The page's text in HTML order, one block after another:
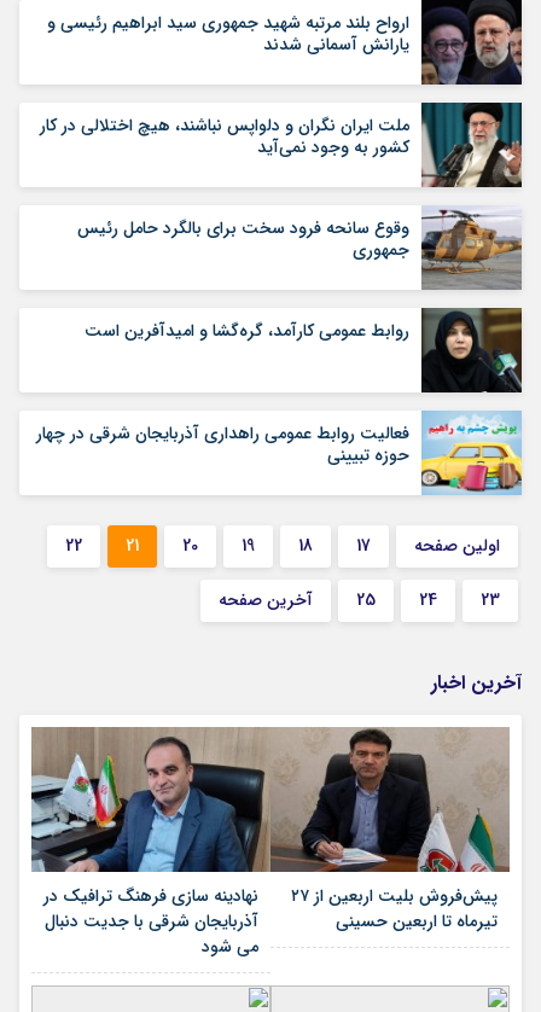
ارواح بلند مرتبه شهید جمهوری سید ابراهیم رئیسی و
یارانش آسمانی شدند
ملت ایران نگران و دلواپس نباشند، هیچ اختلالی در کار
کشور به وجود نمی‌آید
وقوع سانحه فرود سخت برای بالگرد حامل رئیس
جمهوری
روابط عمومی کارآمد، گره‌گشا و امیدآفرین است
فعالیت روابط عمومی راهداری آذربایجان شرقی در چهار
حوزه تبیینی
اولین صفحه 17
18
19
20
21
22
23
24
25 آخرین صفحه
آخرین اخبار
پیش‌فروش بلیت اربعین از ۲۷
تیرماه تا اربعین حسینی
نهادینه سازی فرهنگ ترافیک در
آذربایجان شرقی با جدیت دنبال
می شود